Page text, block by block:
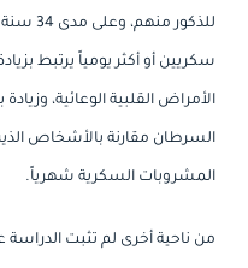
السرطان مقارنة بالأشخاص
المشروبات السكرية شهرياً.
من ناحية أخرى لم تثبت الدراسة